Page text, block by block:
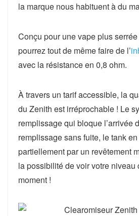
la marque nous habituent àdu
Conçu pour une vape plus
pourrez tout de même faire de l’
avec la résistance en 0,8 ohm.
À travers un tarif accessible, la
du Zenith est irréprochable ! Le
remplissage qui bloque l’arrivée
remplissage sans fuite, le tank
partiellement par un revêtement
la possibilité de voir votre niveau
moment !